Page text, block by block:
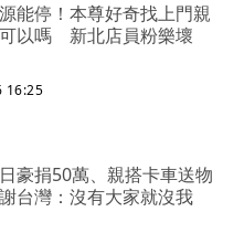
能停！本尊好奇找上門親
以嗎 新北店員粉樂壞
16:25
豪捐50萬、親搭卡車送物
台灣：沒有大家就沒我